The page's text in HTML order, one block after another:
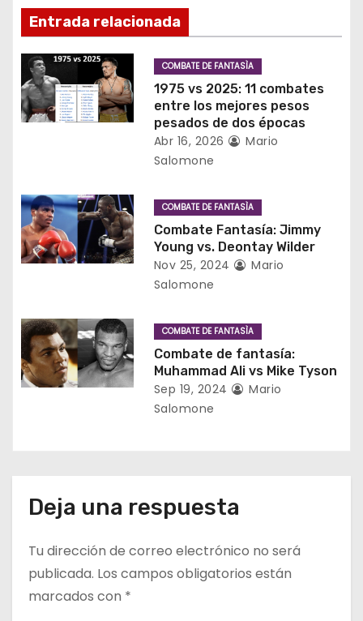
i
ó
n
d
e
n
t
a
d
a
Entrada relacionada
COMBATE DE FANTASÌA
1975 vs 2025: 11 combates
entre los mejores pesos
pesados de dos épocas
Abr 16, 2026
Mario
Salomone
COMBATE DE FANTASÌA
Combate Fantasía: Jimmy
Young vs. Deontay Wilder
Nov 25, 2024
Mario
Salomone
COMBATE DE FANTASÌA
Combate de fantasía:
Muhammad Ali vs Mike Tyson
Sep 19, 2024
Mario
Salomone
Deja una respuesta
Tu dirección de correo electrónico no será
publicada. Los campos obligatorios están
marcados con *